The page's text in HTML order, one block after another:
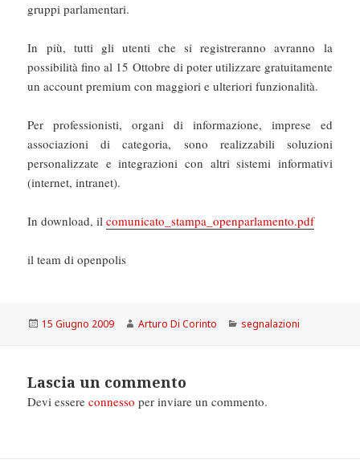
gruppi parlamentari.
In più, tutti gli utenti che si registreranno avranno la
possibilità fino al 15 Ottobre di poter utilizzare gratuitamente
un account premium con maggiori e ulteriori funzionalità.
Per professionisti, organi di informazione, imprese ed
associazioni di categoria, sono realizzabili soluzioni
personalizzate e integrazioni con altri sistemi informativi
(internet, intranet).
In download, ilcomunicato_stampa_openparlamento.pdf
il team di openpolis
Scritto
15 Giugno 2009 Autore
Arturo Di Corinto Categorie
segnalazioni
Lascia un commento
Devi essereconnesso per inviare un commento.